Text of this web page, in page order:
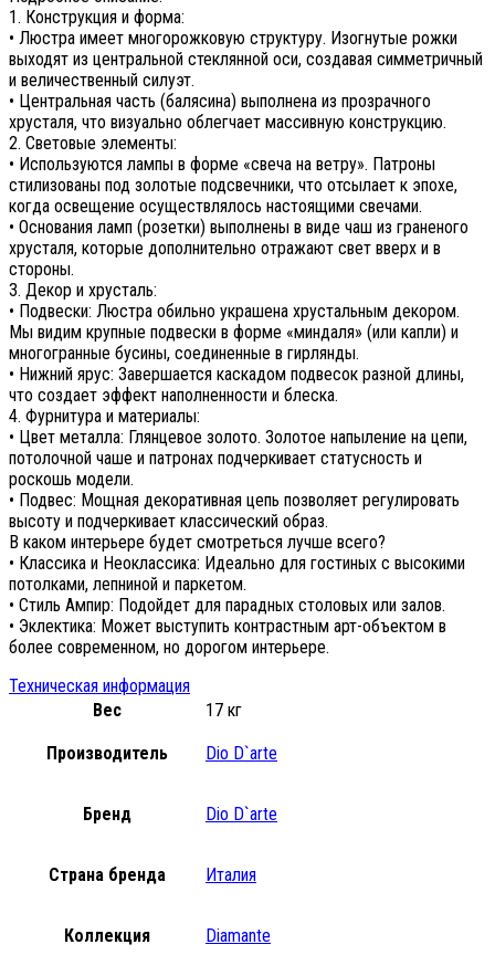
1. Конструкция и форма:
• Люстра имеет многорожковую структуру. Изогнутые рожки
выходят из центральной стеклянной оси, создавая симметричный
и величественный силуэт.
• Центральная часть (балясина) выполнена из прозрачного
хрусталя, что визуально облегчает массивную конструкцию.
2. Световые элементы:
• Используются лампы в форме «свеча на ветру». Патроны
стилизованы под золотые подсвечники, что отсылает к эпохе,
когда освещение осуществлялось настоящими свечами.
• Основания ламп (розетки) выполнены в виде чаш из граненого
хрусталя, которые дополнительно отражают свет вверх и в
стороны.
3. Декор и хрусталь:
• Подвески: Люстра обильно украшена хрустальным декором.
Мы видим крупные подвески в форме «миндаля» (или капли) и
многогранные бусины, соединенные в гирлянды.
• Нижний ярус: Завершается каскадом подвесок разной длины,
что создает эффект наполненности и блеска.
4. Фурнитура и материалы:
• Цвет металла: Глянцевое золото. Золотое напыление на цепи,
потолочной чаше и патронах подчеркивает статусность и
роскошь модели.
• Подвес: Мощная декоративная цепь позволяет регулировать
высоту и подчеркивает классический образ.
В каком интерьере будет смотреться лучше всего?
• Классика и Неоклассика: Идеально для гостиных с высокими
потолками, лепниной и паркетом.
• Стиль Ампир: Подойдет для парадных столовых или залов.
• Эклектика: Может выступить контрастным арт-объектом в
более современном, но дорогом интерьере.
Техническая информация
Вес
17 кг
Производитель Dio D`arte
Бренд Dio D`arte
Страна бренда Италия
Коллекция Diamante